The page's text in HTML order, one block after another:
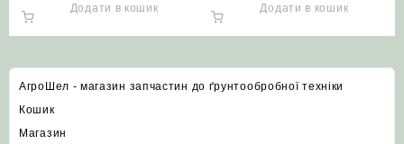
Додати в кошик Додати в кошик
АгроШел - магазин запчастин до ґрунтообробної техніки
Кошик
Магазин